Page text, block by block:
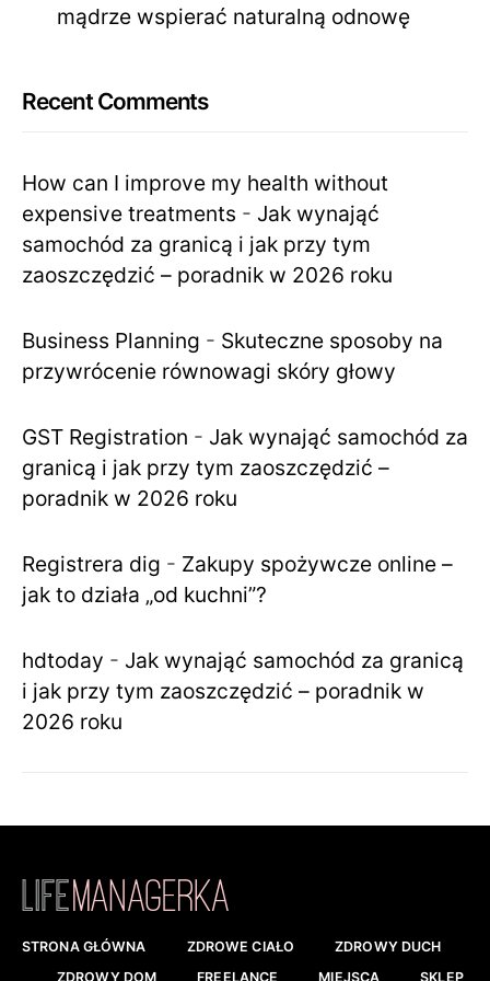
mądrze wspierać naturalną odnowę
Recent Comments
How can I improve my health without
expensive treatments - Jak wynająć
samochód za granicą i jak przy tym
zaoszczędzić – poradnik w 2026 roku
Business Planning - Skuteczne sposoby na
przywrócenie równowagi skóry głowy
GST Registration - Jak wynająć samochód za
granicą i jak przy tym zaoszczędzić –
poradnik w 2026 roku
Registrera dig - Zakupy spożywcze online –
jak to działa „od kuchni”?
hdtoday - Jak wynająć samochód za granicą
i jak przy tym zaoszczędzić – poradnik w
2026 roku
STRONA GŁÓWNA ZDROWE CIAŁO
ZDROWY DUCH
ZDROWY DOM
FREELANCE MIEJSCA SKLEP